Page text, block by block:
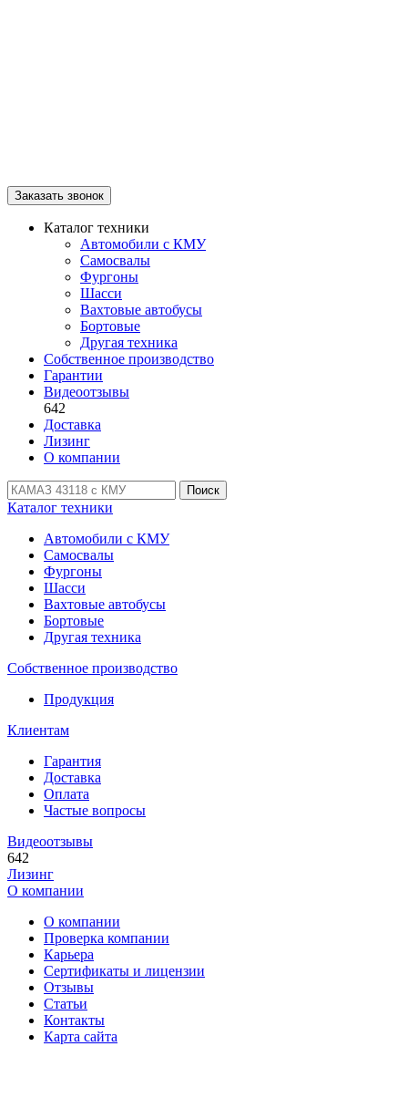
Заказать звонок
Каталог техники
Автомобили с КМУ
Самосвалы
Фургоны
Шасси
Вахтовые автобусы
Бортовые
Другая техника
Собственное производство
Гарантии
Видеоотзывы
642
Доставка
Лизинг
О компании
Поиск
Каталог техники
Автомобили с КМУ
Самосвалы
Фургоны
Шасси
Вахтовые автобусы
Бортовые
Другая техника
Собственное производство
Продукция
Клиентам
Гарантия
Доставка
Оплата
Частые вопросы
Видеоотзывы
642
Лизинг
О компании
О компании
Проверка компании
Карьера
Сертификаты и лицензии
Отзывы
Статьи
Контакты
Карта сайта